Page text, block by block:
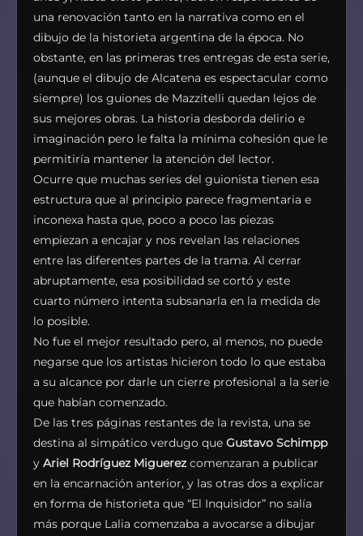
una renovación tanto en la narrativa como en el
dibujo de la historieta argentina de la época. No
obstante, en las primeras tres entregas de esta serie,
(aunque el dibujo de Alcatena es espectacular como
siempre) los guiones de Mazzitelli quedan lejos de
sus mejores obras. La historia desborda delirio e
imaginación pero le falta la mínima cohesión que le
permitiría mantener la atención del lector.
Ocurre que muchas series del guionista tienen esa
estructura que al principio parece fragmentaria e
inconexa hasta que, poco a poco las piezas
empiezan a encajar y nos revelan las relaciones
entre las diferentes partes de la trama. Al cerrar
abruptamente, esa posibilidad se cortó y este
cuarto número intenta subsanarla en la medida de
lo posible.
No fue el mejor resultado pero, al menos, no puede
negarse que los artistas hicieron todo lo que estaba
a su alcance por darle un cierre profesional a la serie
que habían comenzado.
De las tres páginas restantes de la revista, una se
destina al simpático verdugo que Gustavo Schimpp
y Ariel Rodríguez Miguerezcomenzaran a publicar
en la encarnación anterior, y las otras dos a explicar
en forma de historieta que “El Inquisidor” no salía
más porque Lalia comenzaba a avocarse a dibujar